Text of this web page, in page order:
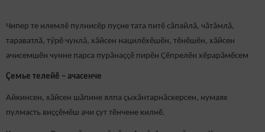
Чипер те илемлӗ пулнисӗр пуçне тата питӗ сӑпайлӑ, чӑтӑмлӑ,
тараватлӑ, тӳрӗ чунлӑ, хӑйсен нацилӗхӗшӗн, тӗнӗшӗн, хӑйсен
ачисемшӗн чунне парса пурăнаççӗ пирӗн Çӗпрелӗн хӗрарăмӗсем
Çемье телейӗ – ачасенче
Айкинсен, хӑйсен шӑпине ялпа ҫыхӑнтарнӑскерсен, нумаях
пулмасть виҫҫӗмӗш ачи çут тӗнчене килнӗ.